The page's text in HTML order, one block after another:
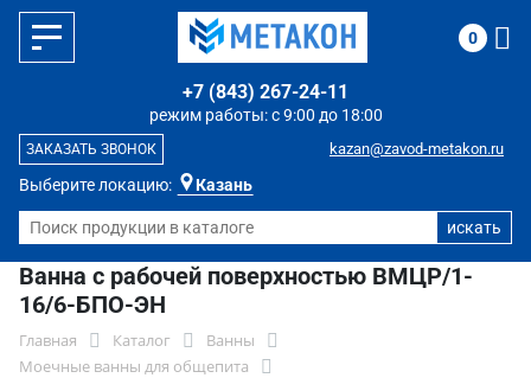
Выберите локацию: Казань
режим работы: с 9:00 до 18:00
+7 (843) 267-24-11
kazan@zavod-metakon.ru
ЗАКАЗАТЬ ЗВОНОК
0
Ванна с рабочей поверхностью ВМЦР/1-
16/6-БПО-ЭН
Главная Каталог
Ванны
Моечные ванны для общепита